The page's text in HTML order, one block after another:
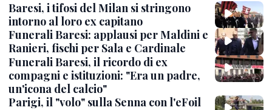
Baresi, i tifosi del Milan si stringono
intorno al loro ex capitano
Funerali Baresi: applausi per Maldini e
Ranieri, fischi per Sala e Cardinale
Funerali Baresi, il ricordo di ex
compagni e istituzioni: "Era un padre,
un'icona del calcio"
Parigi, il "volo" sulla Senna con l'eFoil